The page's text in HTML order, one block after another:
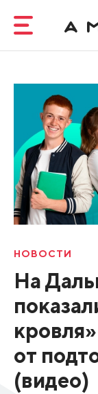
НОВОСТИ
На
от
(видео)